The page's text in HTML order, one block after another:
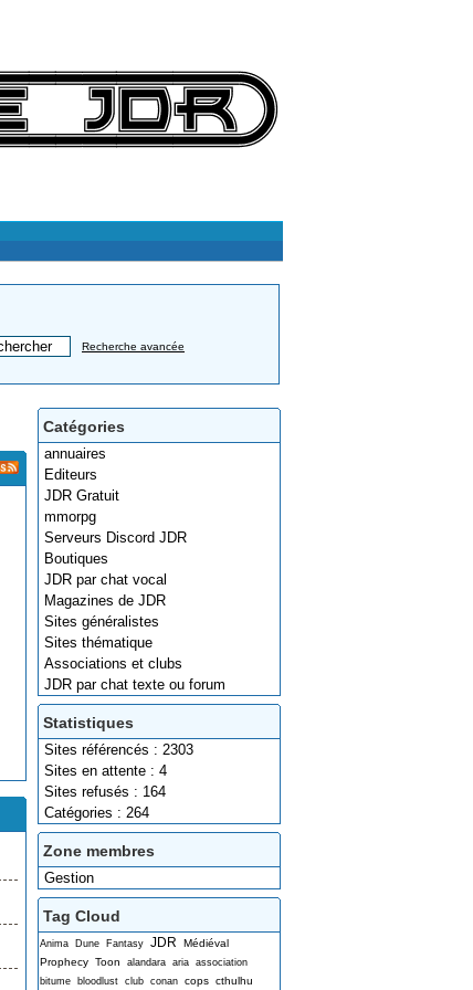
Recherche avancée
Catégories
annuaires
Editeurs
JDR Gratuit
mmorpg
Serveurs Discord JDR
Boutiques
JDR par chat vocal
Magazines de JDR
Sites généralistes
Sites thématique
Associations et clubs
JDR par chat texte ou forum
Statistiques
Sites référencés : 2303
Sites en attente : 4
Sites refusés : 164
Catégories : 264
Zone membres
Gestion
Tag Cloud
Anima Dune Fantasy JDR
Médiéval
Prophecy Toon alandara aria association
bitume
bloodlust club conan cops cthulhu